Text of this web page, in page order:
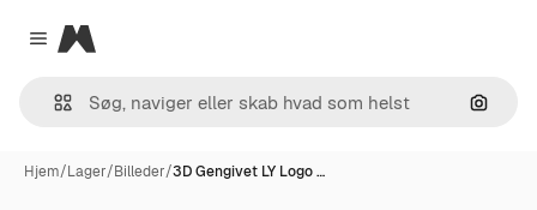
Close menu
Magnific
Søg
Hjem/Lager/Billeder/3D Gengivet LY Logo …